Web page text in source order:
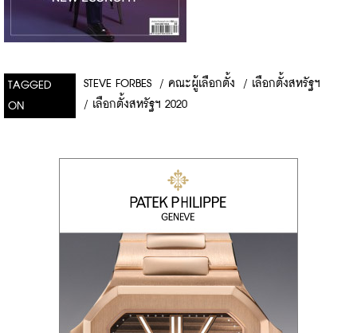
TAGGED
ON
STEVE FORBES / คณะผู้เลือกตั้ง / เลือกตั้งสหรัฐฯ
/ เลือกตั้งสหรัฐฯ 2020